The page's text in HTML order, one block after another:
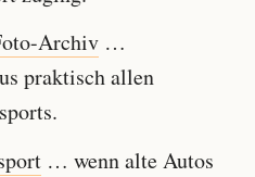
Archiv…
praktisch allen
… wenn alte Autos